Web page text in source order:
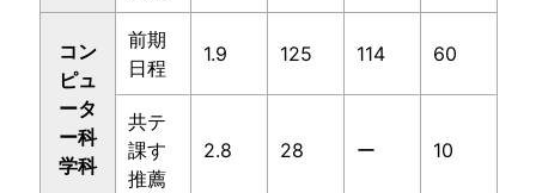
コン
ピュ
ータ
ー科
学科
前期
日程
1.9 125 114 60
共テ
課す
推薦
2.8 28 ー 10